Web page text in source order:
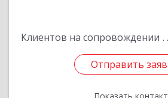
Клиентов на сопровождении
Отправить
Отправить